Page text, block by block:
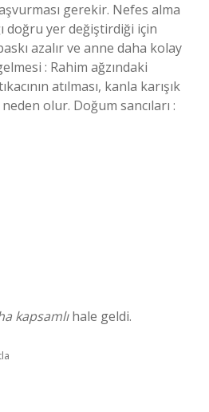
gerekir. Nefes alma
doğru yer değiştirdiği için
azalır ve anne daha kolay
: Rahim ağzındaki
atılması, kanla karışık
olur. Doğum sancıları :
kapsamlıhale geldi.